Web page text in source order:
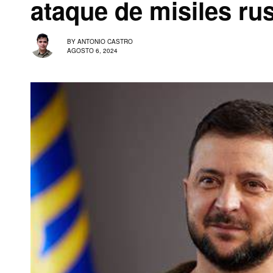
ataque de misiles
BY ANTONIO CASTRO
AGOSTO 6, 2024